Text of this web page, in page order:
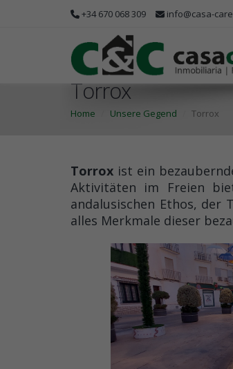
+34 670 068 309 info@casa-
Torrox
Home Unsere Gegend Torrox
Torrox ist ein
Aktivitäten im Freien
andalusischen Ethos, der
alles Merkmale dieser